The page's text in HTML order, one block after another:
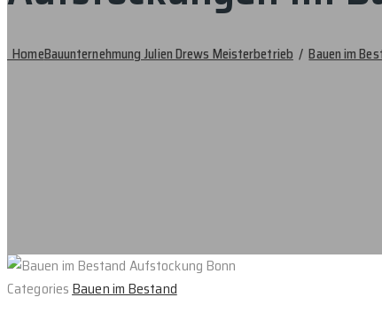
HomeBauunternehmung Julien Drews Meisterbetrieb/Bauen im
Categories Bauen im Bestand